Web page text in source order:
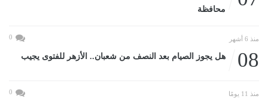
محافظة
منذ 6 أشهر 0
08 هل يجوز الصيام بعد النصف من شعبان.. الأزهر للفتوى يجيب
منذ 11 يومًا 0